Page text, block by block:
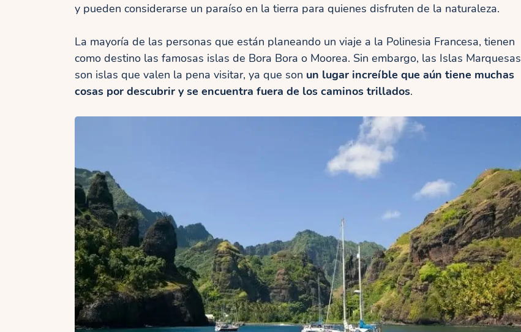
y pueden considerarse un paraíso en la tierra para quienes disfruten de la naturaleza.
La mayoría de las personas que están planeando un viaje a la Polinesia Francesa, tienen
como destino las famosas islas de Bora Bora o Moorea. Sin embargo, las Islas Marquesas
son islas que valen la pena visitar, ya que son un lugar increíble que aún tiene muchas
cosas por descubrir y se encuentra fuera de los caminos trillados.